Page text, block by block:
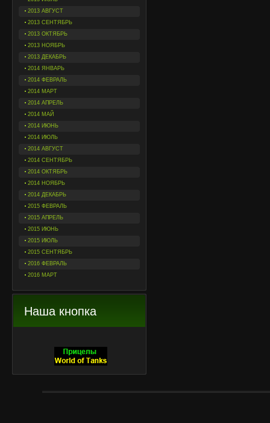
2013 АВГУСТ
2013 СЕНТЯБРЬ
2013 ОКТЯБРЬ
2013 НОЯБРЬ
2013 ДЕКАБРЬ
2014 ЯНВАРЬ
2014 ФЕВРАЛЬ
2014 МАРТ
2014 АПРЕЛЬ
2014 МАЙ
2014 ИЮНЬ
2014 ИЮЛЬ
2014 АВГУСТ
2014 СЕНТЯБРЬ
2014 ОКТЯБРЬ
2014 НОЯБРЬ
2014 ДЕКАБРЬ
2015 ФЕВРАЛЬ
2015 АПРЕЛЬ
2015 ИЮНЬ
2015 ИЮЛЬ
2015 СЕНТЯБРЬ
2016 ФЕВРАЛЬ
2016 МАРТ
Наша кнопка